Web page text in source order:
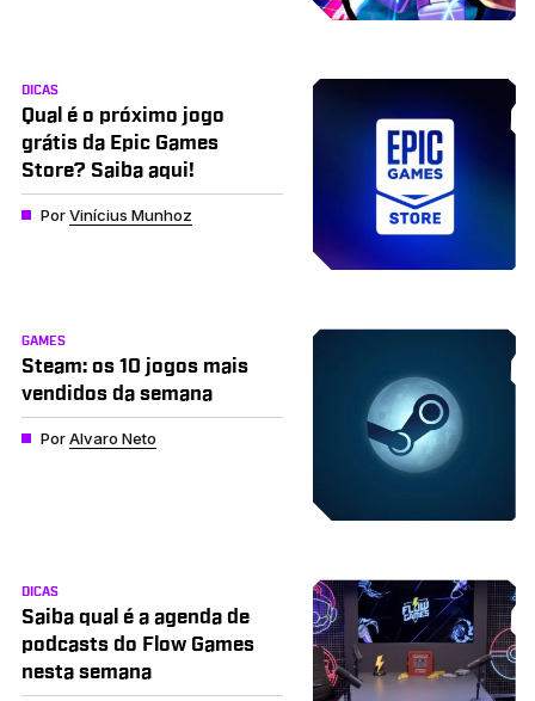
DICAS
Qual é o próximo jogo
grátis da Epic Games
Store? Saiba aqui!
PorVinícius Munhoz
GAMES
Steam: os 10 jogos mais
vendidos da semana
PorAlvaro Neto
DICAS
Saiba qual é a agenda de
podcasts do Flow Games
nesta semana